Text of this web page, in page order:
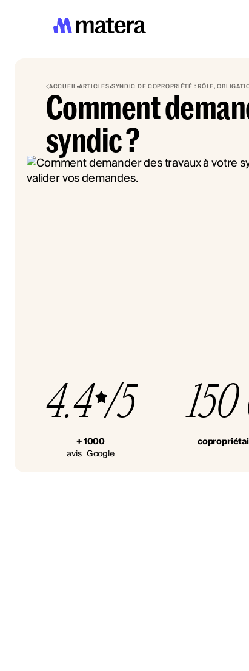
ACCUEILARTICLES SYNDIC DE COPROPRIÉTÉ : RÔLE,
Comment
syndic ?
4.4 /5
+ 1000
avis Google